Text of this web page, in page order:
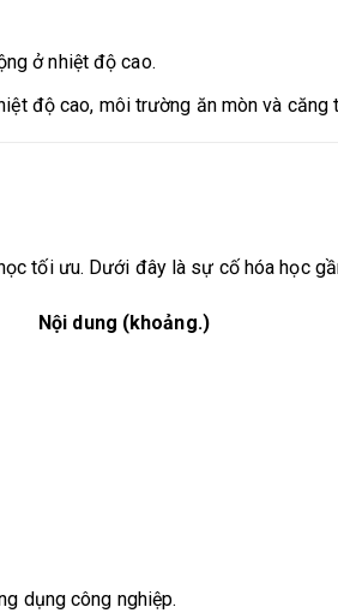
ở nhiệt độ cao.
độ cao, môi trường ăn mòn và căng
tối ưu. Dưới đây là sự cố hóa học
Nội dung (khoảng.)
dụng công nghiệp.